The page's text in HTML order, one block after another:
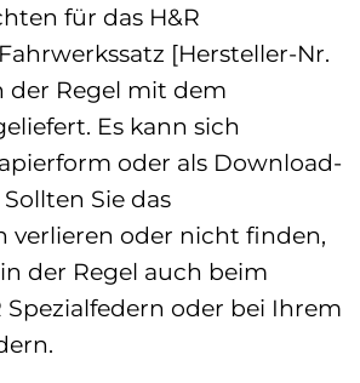
für das H&R
[Hersteller-Nr.
der Regel mit dem
Es kann sich
oder als Download-
Sie das
verlieren oder nicht finden,
der Regel auch beim
Spezialfedern oder bei Ihrem